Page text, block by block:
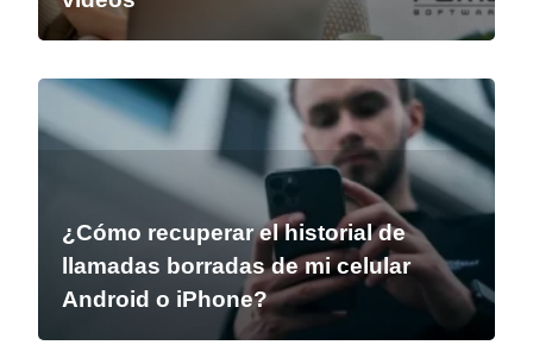
¿Cómo recuperar el historial de
llamadas borradas de mi celular
Android o iPhone?